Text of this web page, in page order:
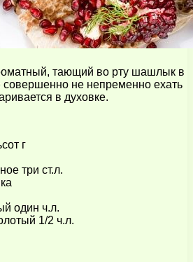
тающий во рту шашлык в
не непременно ехать
в духовке.
г
три ст.л.
один ч.л.
1/2 ч.л.